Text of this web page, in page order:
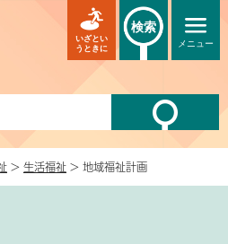
メニュー
いざとい
うときに
検索
> 生活福祉 > 地域福祉計画